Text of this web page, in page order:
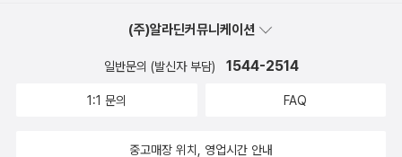
수 갈채를 얻어서 우승을 하였다.약속대로 라챈드는 자유의 몸이 된
(주)알라딘커뮤니케이션
일반문의 (발신자 부담) 1544-2514
1:1 문의 FAQ
중고매장 위치, 영업시간 안내